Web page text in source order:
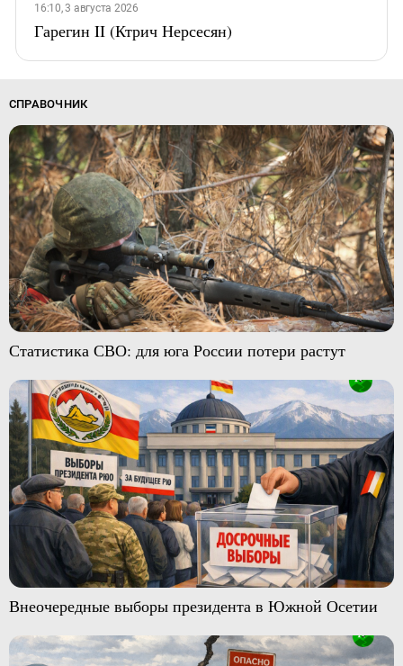
16:10, 3 августа 2026
Гарегин II (Ктрич Нерсесян)
СПРАВОЧНИК
Статистика СВО: для юга России потери растут
Внеочередные выборы президента в Южной Осетии